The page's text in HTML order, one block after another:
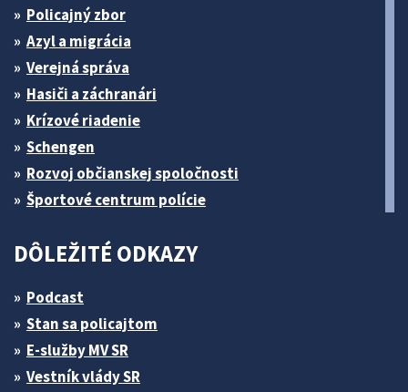
Policajný zbor
Azyl a migrácia
Verejná správa
Hasiči a záchranári
Krízové riadenie
Schengen
Rozvoj občianskej spoločnosti
Športové centrum polície
DÔLEŽITÉ ODKAZY
Podcast
Stan sa policajtom
E-služby MV SR
Vestník vlády SR